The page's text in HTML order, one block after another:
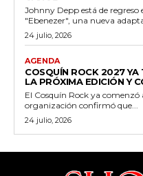
Johnny Depp está de
"Ebenezer", una nueva
24 julio, 2026
AGENDA
COSQUÍN ROCK 2027 YA
LA PRÓXIMA EDICIÓN Y
El Cosquín Rock ya
organización confirmó que...
24 julio, 2026